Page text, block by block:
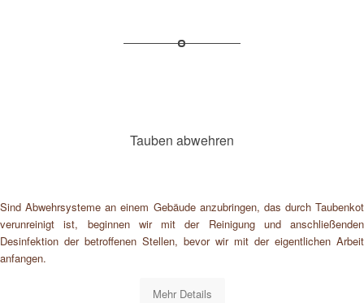
Tauben abwehren
Sind Abwehrsysteme an einem Gebäude anzubringen, das durch Taubenkot
verunreinigt ist, beginnen wir mit der Reinigung und anschließenden
Desinfektion der betroffenen Stellen, bevor wir mit der eigentlichen Arbeit
anfangen.
Mehr Details